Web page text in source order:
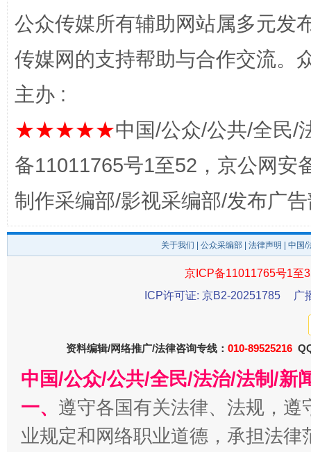
完善运行机制助力责任有效落实 一纸欠
公众传媒所有辅助网站属多元发
传媒网的支持帮助与合作交流。
主办 :
★★★★★中国/公众/公共/全民/
备11011765号1至52，京公网安
制作采编部/影视采编部/发布广
关于我们 公众采编部 法律声明 | 中国
京ICP备11011765号1至
ICP许可证: 京B2-20251785
广
资料编辑/网络推广/法律咨询专线： 010-89525216
中国/公众/公共/全民/法治/法制/新
一、 遵守各国有关法律、法规，
业规定和网络职业道德，承担法